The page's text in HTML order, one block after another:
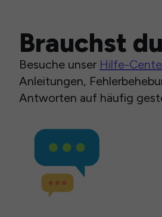
Brauchst
Besuche unser Hilfe-
Anleitungen,
Antworten auf häufig